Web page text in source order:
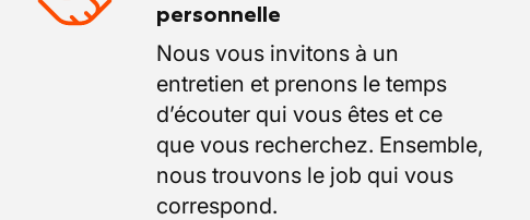
personnelle
Nous vous invitons à un
entretien et prenons le temps
d’écouter qui vous êtes et ce
que vous recherchez. Ensemble,
nous trouvons le job qui vous
correspond.